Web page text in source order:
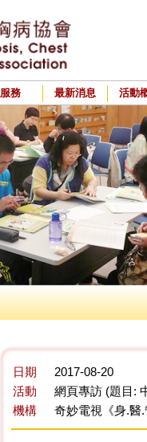
服務 最新消息 活動
日期
2017-08-20
活動
網頁專訪 (題目:
機構
奇妙電視《身.醫